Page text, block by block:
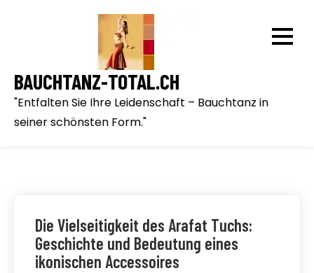
BAUCHTANZ-TOTAL.CH
"Entfalten Sie Ihre Leidenschaft – Bauchtanz in
seiner schönsten Form."
Die Vielseitigkeit des Arafat Tuchs:
Geschichte und Bedeutung eines
ikonischen Accessoires